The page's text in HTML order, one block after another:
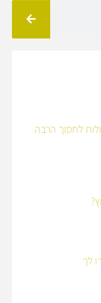
12 שאלות שיכולות לחסוך הרבה
לך